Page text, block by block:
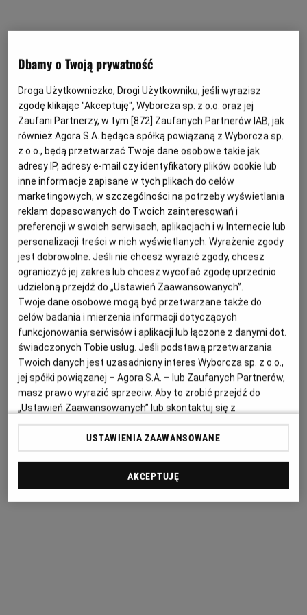
Application error: a client-side exception has occurred
loadingpomoc.wyborcza.pl (see the browser console for more
information).
Dbamy o Twoją prywatność
Droga Użytkowniczko, Drogi Użytkowniku, jeśli wyrazisz
zgodę klikając "Akceptuję", Wyborcza sp. z o.o. oraz jej
Zaufani Partnerzy, w tym [872 ] Zaufanych Partnerów IAB, jak
również Agora S.A. będąca spółką powiązaną z Wyborcza sp.
z o.o., będą przetwarzać Twoje dane osobowe takie jak
adresy IP, adresy e-mail czy identyfikatory plików cookie lub
inne informacje zapisane w tych plikach do celów
marketingowych, w szczególności na potrzeby wyświetlania
reklam dopasowanych do Twoich zainteresowań i
preferencji w swoich serwisach, aplikacjach i w Internecie lub
personalizacji treści w nich wyświetlanych. Wyrażenie zgody
jest dobrowolne. Jeśli nie chcesz wyrazić zgody, chcesz
ograniczyć jej zakres lub chcesz wycofać zgodę uprzednio
udzieloną przejdź do „Ustawień Zaawansowanych”.
Twoje dane osobowe mogą być przetwarzane także do
celów badania i mierzenia informacji dotyczących
funkcjonowania serwisów i aplikacji lub łączone z danymi dot.
świadczonych Tobie usług. Jeśli podstawą przetwarzania
Twoich danych jest uzasadniony interes Wyborcza sp. z o.o.,
jej spółki powiązanej – Agora S.A. – lub Zaufanych Partnerów,
masz prawo wyrazić sprzeciw. Aby to zrobić przejdź do
„Ustawień Zaawansowanych” lub skontaktuj się z
administratorem – w zależności od zakresu sprzeciwu i
podmiotu, wobec którego jest kierowany. Więcej informacji
znajdziesz wPolityce Prywatności Wyborcza.pliPolityce
USTAWIENIA ZAAWANSOWANE
AKCEPTUJĘ